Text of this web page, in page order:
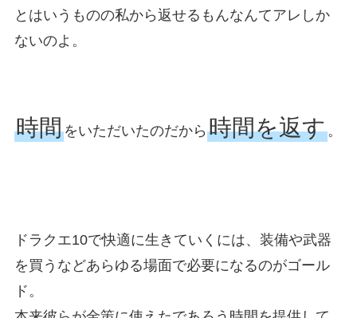
とはいうものの私から返せるもんなんてアレしか
ないのよ。
時間をいただいたのだから 時間を返す。
ドラクエ10で快適に生きていくには、装備や武器
を買うなどあらゆる場面で必要になるのがゴール
ド。